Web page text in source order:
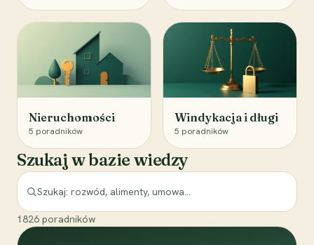
Nieruchomości
5 poradników
Windykacja i długi
5 poradników
Szukaj w bazie wiedzy
1826 poradników